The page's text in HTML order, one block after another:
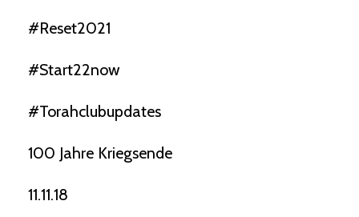
#reset2021
#start22now
#torahclubupdates
100 Jahre Kriegsende
11.11.18